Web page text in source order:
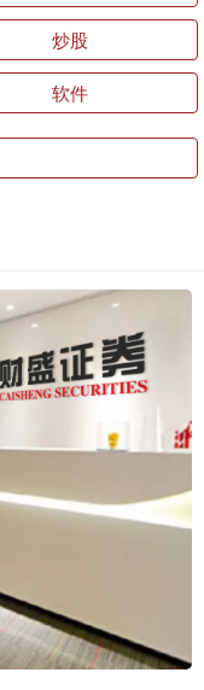
炒股
软件